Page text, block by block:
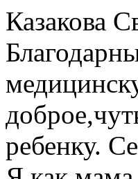
Казакова
ребенку.